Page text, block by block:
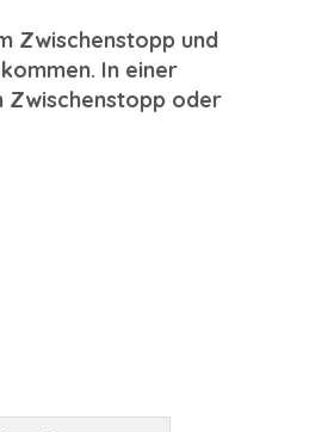
Zwischenstopp und
In einer
Zwischenstopp oder